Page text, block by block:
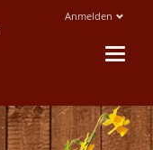
Anmelden